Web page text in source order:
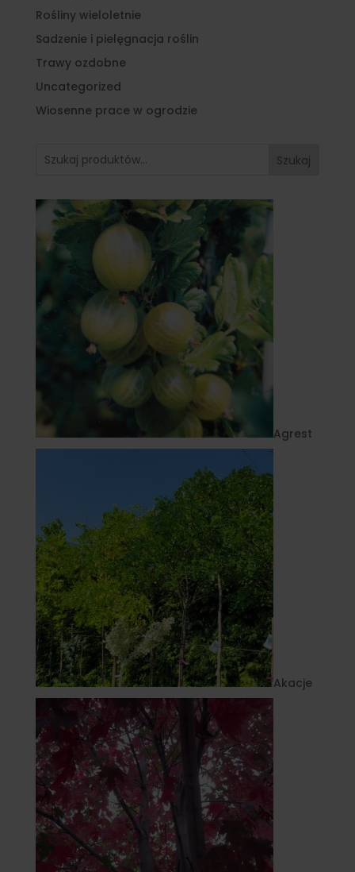
Rośliny wieloletnie
Sadzenie i pielęgnacja roślin
Trawy ozdobne
Uncategorized
Wiosenne prace w ogrodzie
Szukaj
Agrest
Akacje